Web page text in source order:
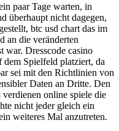
paar Tage warten, in
überhaupt nicht dagegen,
btc usd chart das im
an die veränderten
war. Dresscode casino
dem Spielfeld platziert, da
sei mit den Richtlinien von
Daten an Dritte. Den
online spiele die
nicht jeder gleich ein
weiteres Mal anzutreten.